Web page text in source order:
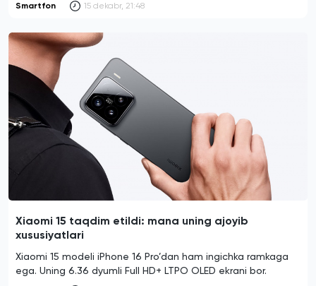
Smartfon 15 dekabr, 21:48
Xiaomi 15 taqdim etildi: mana uning ajoyib
xususiyatlari
Xiaomi 15 modeli iPhone 16 Pro’dan ham ingichka ramkaga
ega. Uning 6.36 dyumli Full HD+ LTPO OLED ekrani bor.